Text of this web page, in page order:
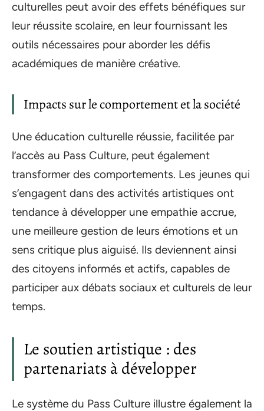
culturelles peut avoir des effets bénéfiques sur
leur réussite scolaire, en leur fournissant les
outils nécessaires pour aborder les défis
académiques de manière créative.
Impacts sur le comportement et la société
Une éducation culturelle réussie, facilitée par
l’accès au Pass Culture, peut également
transformer des comportements. Les jeunes qui
s’engagent dans des activités artistiques ont
tendance à développer une empathie accrue,
une meilleure gestion de leurs émotions et un
sens critique plus aiguisé. Ils deviennent ainsi
des citoyens informés et actifs, capables de
participer aux débats sociaux et culturels de leur
temps.
Le soutien artistique : des
partenariats à développer
Le système du Pass Culture illustre également la